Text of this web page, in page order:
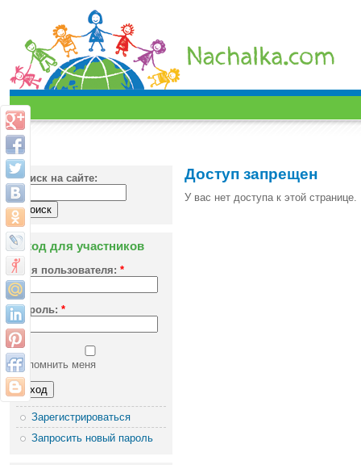
Поиск на сайте:
Вход для участников
Имя пользователя: *
Пароль: *
Запомнить меня
Зарегистрироваться
Запросить новый пароль
Доступ запрещен
У вас нет доступа к этой странице.